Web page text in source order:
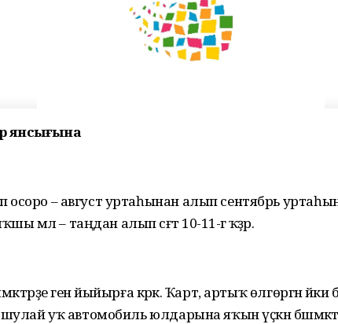
янсығына
осоро – август уртаһынан алып сентябрь
мәл – таңдан алып сәғәт 10-11-гә ҡәҙәр.
генә йыйырға кәрәк. Ҡарт, артыҡ өлгөргән
шулай уҡ автомобиль юлдарына яҡын үҫкән